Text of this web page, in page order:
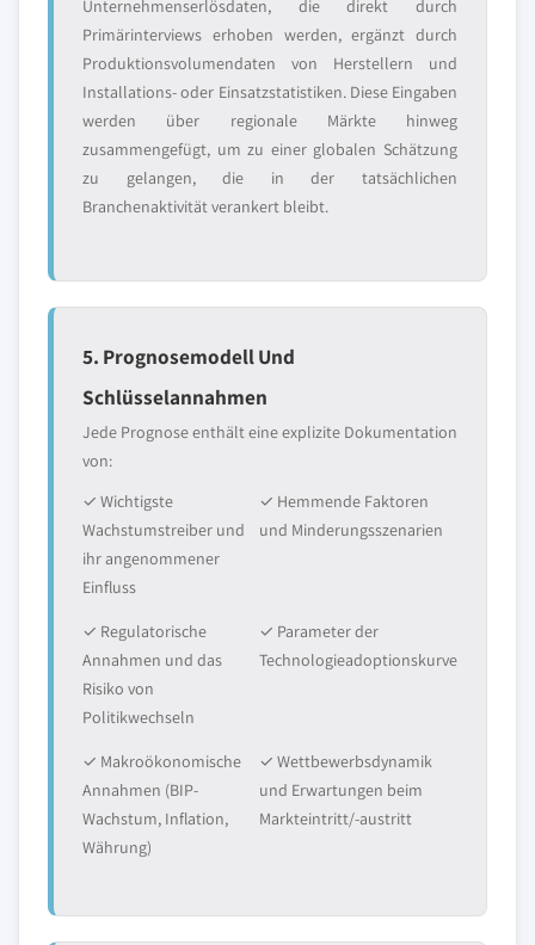
Unternehmenserlösdaten, die direkt durch
Primärinterviews erhoben werden, ergänzt durch
Produktionsvolumendaten von Herstellern und
Installations- oder Einsatzstatistiken. Diese Eingaben
werden über regionale Märkte hinweg
zusammengefügt, um zu einer globalen Schätzung
zu gelangen, die in der tatsächlichen
Branchenaktivität verankert bleibt.
5. Prognosemodell Und
Schlüsselannahmen
Jede Prognose enthält eine explizite Dokumentation
von:
✓ Wichtigste
Wachstumstreiber und
ihr angenommener
Einfluss
✓ Hemmende Faktoren
und Minderungsszenarien
✓ Regulatorische
Annahmen und das
Risiko von
Politikwechseln
✓ Parameter der
Technologieadoptionskurve
✓ Makroökonomische
Annahmen (BIP-
Wachstum, Inflation,
Währung)
✓ Wettbewerbsdynamik
und Erwartungen beim
Markteintritt/-austritt